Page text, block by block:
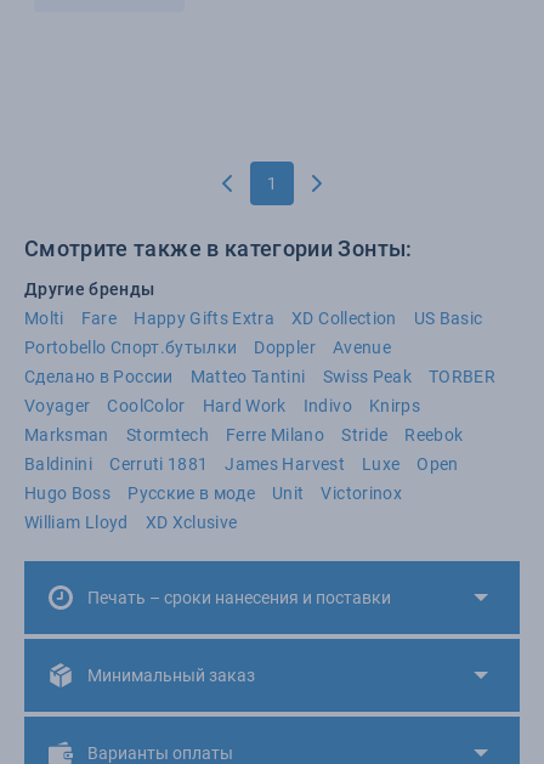
1
Смотрите также в категории Зонты:
Другие бренды
Molti
Fare Happy Gifts Extra XD Collection
US Basic
Portobello Спорт.бутылки
Doppler
Avenue
Сделано в России
Matteo Tantini Swiss Peak
TORBER
Voyager
CoolColor Hard Work Indivo
Knirps
Marksman
Stormtech Ferre Milano Stride
Reebok
Baldinini
Cerruti 1881 James Harvest Luxe
Open
Hugo Boss
Русские в моде Unit
Victorinox
William Lloyd
XD Xclusive
Печать – сроки нанесения и поставки
Минимальный заказ
Варианты оплаты